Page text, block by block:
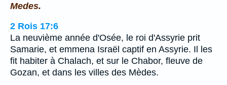
Medes.
2 Rois 17:6
La neuvième année d'Osée, le roi d'Assyrie prit
Samarie, et emmena Israël captif en Assyrie. Il les
fit habiter à Chalach, et sur le Chabor, fleuve de
Gozan, et dans les villes des Mèdes.